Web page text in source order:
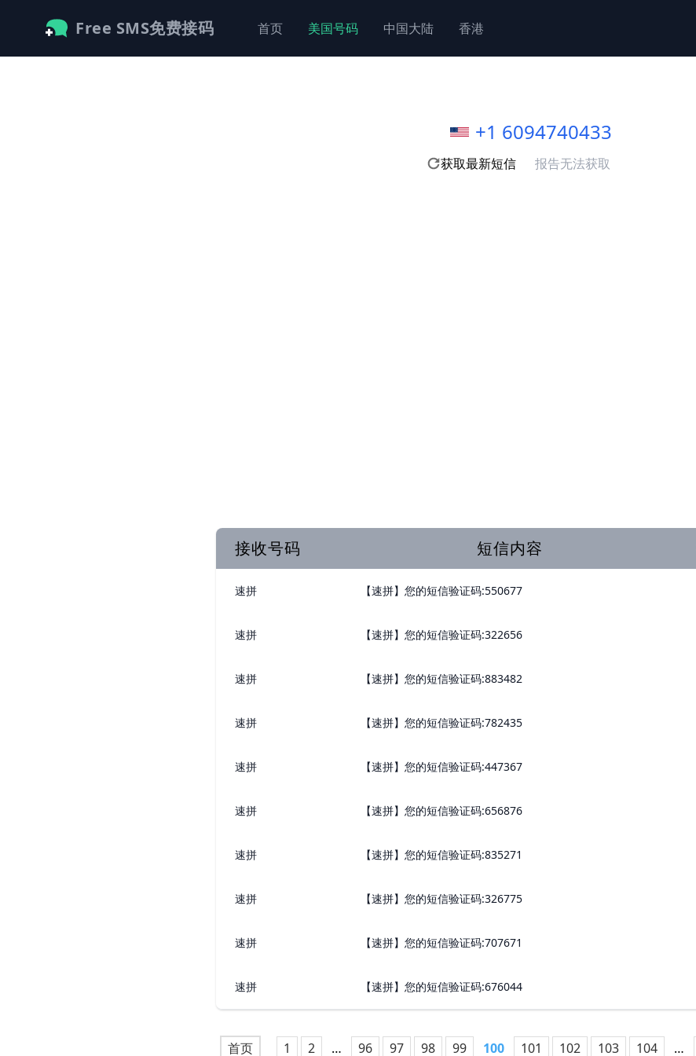
Free SMS免费接码 首页 美国号码 中国大陆 香港
+1 6094740433
获取最新短信 报告无法获取
接收号码 短信内容
速拼 【速拼】您的短信验证码:550677
速拼 【速拼】您的短信验证码:322656
速拼 【速拼】您的短信验证码:883482
速拼 【速拼】您的短信验证码:782435
速拼 【速拼】您的短信验证码:447367
速拼 【速拼】您的短信验证码:656876
速拼 【速拼】您的短信验证码:835271
速拼 【速拼】您的短信验证码:326775
速拼 【速拼】您的短信验证码:707671
速拼 【速拼】您的短信验证码:676044
首页 1 2 … 96 97 98 99 100 101 102 103 104 …